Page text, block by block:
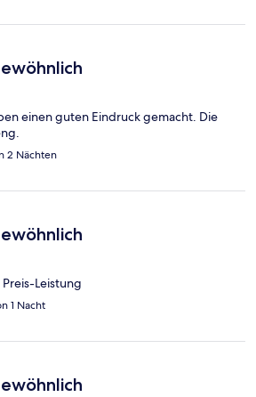
einen guten Eindruck gemacht. Die
2 Nächten
Leistung
1 Nacht